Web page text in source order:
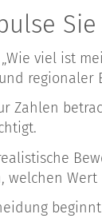
viel ist
regionaler
Zahlen
welchen